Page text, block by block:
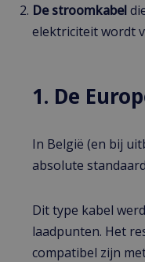
De stroomkabel
elektriciteit wordt
1. De
In België (en bij
absolute
Dit type kabel werd
laadpunten. Het
compatibel zijn